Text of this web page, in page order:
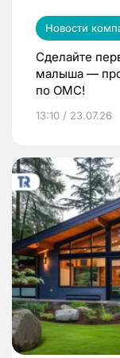
Новости
Сделайте
малыша —
по ОМС!
13:10 / 23.07.26